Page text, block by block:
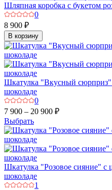
Шляпная коробка с букетом
0
8 900 ₽
В корзину
Шкатулка "Вкусный сюрприз"
шоколаде
0
7 900 – 20 900 ₽
Выбрать
Шкатулка "Розовое сияние" с
шоколаде
1